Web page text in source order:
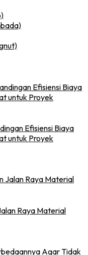
Efisiensi Biaya
untuk Proyek
Raya Material